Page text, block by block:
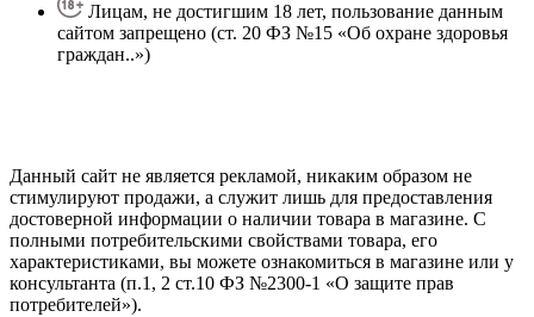
Лицам, не достигшим 18 лет, пользование данным
сайтом запрещено (ст. 20 ФЗ №15 «Об охране здоровья
граждан..»)
Данный сайт не является рекламой, никаким образом не
стимулируют продажи, а служит лишь для предоставления
достоверной информации о наличии товара в магазине. С
полными потребительскими свойствами товара, его
характеристиками, вы можете ознакомиться в магазине или у
консультанта (п.1, 2 ст.10 ФЗ №2300-1 «О защите прав
потребителей»).